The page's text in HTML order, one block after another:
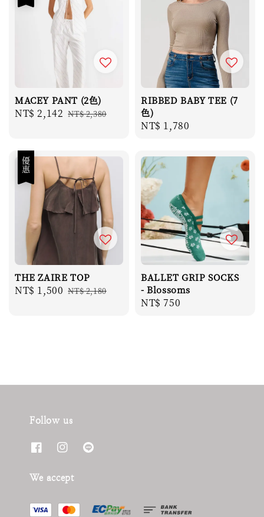
MACEY PANT (2色)
Sale
NT$ 2,142 Regular
NT$ 2,380
RIBBED BABY TEE (7
色)
Regular
NT$ 1,780
優惠
THE ZAIRE TOP
Sale
NT$ 1,500 Regular
NT$ 2,180
BALLET GRIP SOCKS
- Blossoms
Regular
NT$ 750
Follow us
We accept